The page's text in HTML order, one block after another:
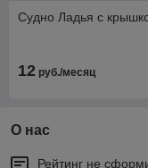
Судно Ладья с
12 руб./месяц
О нас
Рейтинг не